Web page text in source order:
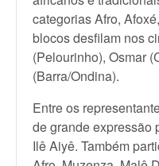
categorias Afro,
blocos desfilam nos
(Pelourinho), Osmar
(Barra/Ondina).
Entre os
de grande expressão
Ilê Aiyê. Também